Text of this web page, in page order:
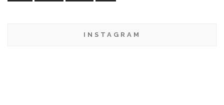
INSTAGRAM